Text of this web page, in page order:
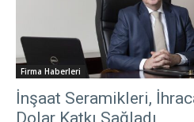
Firma Haberleri
İnşaat Seramikleri,
Dolar Katkı Sağladı